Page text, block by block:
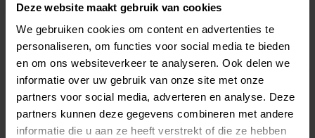
Deze website maakt gebruik van cookies
We gebruiken cookies om content en advertenties te
personaliseren, om functies voor social media te bieden
en om ons websiteverkeer te analyseren. Ook delen we
informatie over uw gebruik van onze site met onze
partners voor social media, adverteren en analyse. Deze
partners kunnen deze gegevens combineren met andere
informatie die u aan ze heeft verstrekt of die ze hebben